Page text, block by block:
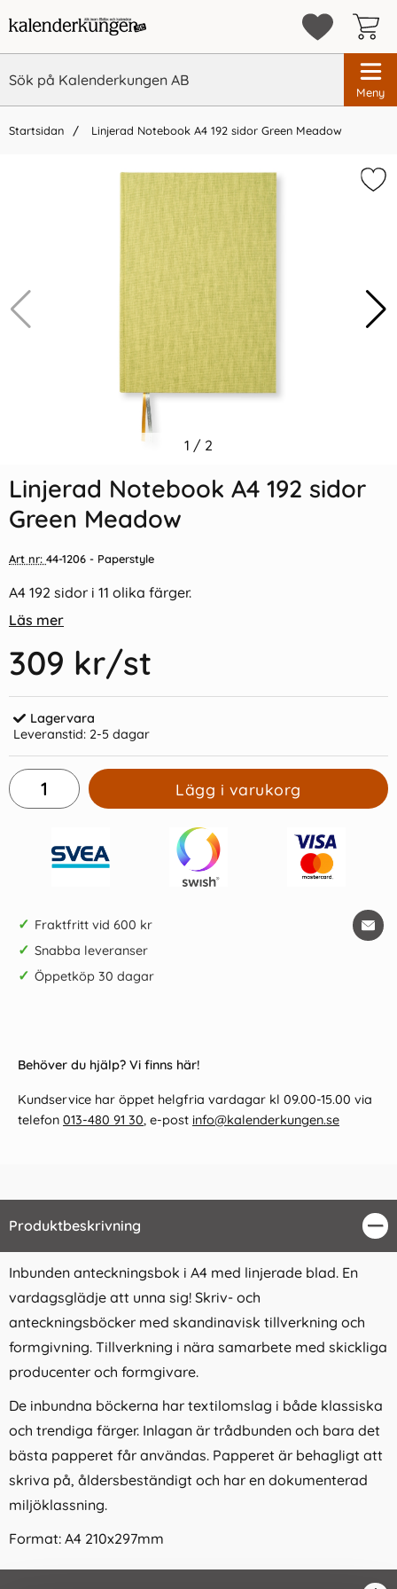
Meny
Startsidan Linjerad Notebook A4 192 sidor Green Meadow
Vi rekommenderar
Indexflikar och Frixion clicker
55 kr/st 209 kr/st
1 / 2
Linjerad Notebook A4 192 sidor
Green Meadow
Art nr: 44-1206 - Paperstyle
A4 192 sidor i 11 olika färger.
Läs mer
309 kr/st
Lagervara
Leveranstid: 2-5 dagar
Lägg i varukorg
✓ Fraktfritt vid 600 kr
✓ Snabba leveranser
✓ Öppetköp 30 dagar
Behöver du hjälp? Vi finns här!
Kundservice har öppet helgfria vardagar kl 09.00-15.00 via
telefon 013-480 91 30, e-post info@kalenderkungen.se
Produktbeskrivning
Inbunden anteckningsbok i A4 med linjerade blad. En
vardagsglädje att unna sig! Skriv- och
anteckningsböcker med skandinavisk tillverkning och
formgivning. Tillverkning i nära samarbete med skickliga
producenter och formgivare.
De inbundna böckerna har textilomslag i både klassiska
och trendiga färger. Inlagan är trådbunden och bara det
bästa papperet får användas. Papperet är behagligt att
skriva på, åldersbeständigt och har en dokumenterad
miljöklassning.
Format: A4 210x297mm